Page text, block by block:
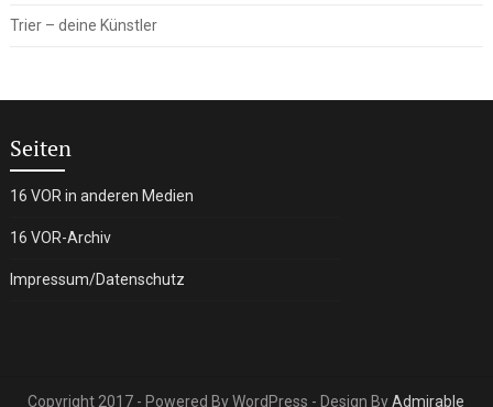
Trier – deine Künstler
Seiten
16 VOR in anderen Medien
16 VOR-Archiv
Impressum/Datenschutz
Copyright 2017 - Powered By WordPress - Design ByAdmirable